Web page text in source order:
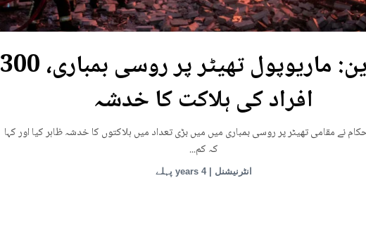
یوکرین: ماریوپول تھیٹر پر روسی بمباری، 300
افراد کی ہلاکت کا خدشہ
نے مقامی تھیٹر پر روسی بمباری میں میں بڑی تعداد میں ہلاکتوں کا خدشہ ظاہر کیا اور کہا
کہ کم...
انٹرنیشنل | 4 years پہلے